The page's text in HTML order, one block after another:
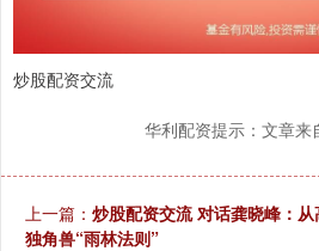
炒股配资交流
华利配资提示：文章来
上一篇： 炒股配资交流 对话龚晓峰：
独角兽“雨林法则”